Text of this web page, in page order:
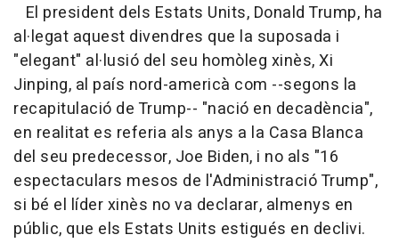
El president dels Estats Units, Donald Trump, ha
al·legat aquest divendres que la suposada i
"elegant" al·lusió del seu homòleg xinès, Xi
Jinping, al país nord-americà com --segons la
recapitulació de Trump-- "nació en decadència",
en realitat es referia als anys a la Casa Blanca
del seu predecessor, Joe Biden, i no als "16
espectaculars mesos de l'Administració Trump",
si bé el líder xinès no va declarar, almenys en
públic, que els Estats Units estigués en declivi.